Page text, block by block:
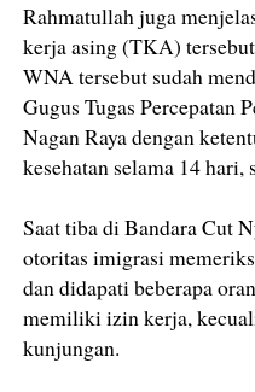
Rahmatullah juga
kerja asing (TKA)
WNA tersebut sudah
Gugus Tugas Percepatan
Nagan Raya dengan
kesehatan selama 14
Saat tiba di Bandara Cut
otoritas imigrasi
dan didapati beberapa
memiliki izin kerja,
kunjungan.